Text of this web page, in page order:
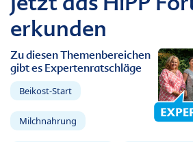
erkunden
Zu diesen Themenbereichen
gibt es Expertenratschläge
Beikost-Start
Milchnahrung